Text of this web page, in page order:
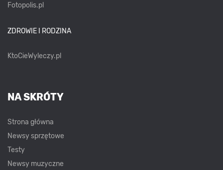
Fotopolis.pl
ZDROWIE I RODZINA
KtoCieWyleczy.pl
NA SKRÓTY
Strona główna
Newsy sprzętowe
Testy
Newsy muzyczne